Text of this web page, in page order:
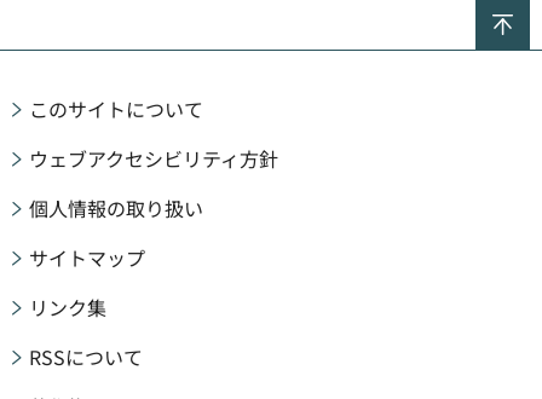
このサイトについて
ウェブアクセシビリティ方針
個人情報の取り扱い
サイトマップ
リンク集
RSSについて